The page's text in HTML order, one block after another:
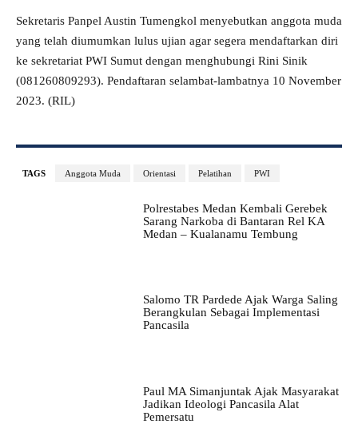
Sekretaris Panpel Austin Tumengkol menyebutkan anggota muda
yang telah diumumkan lulus ujian agar segera mendaftarkan diri
ke sekretariat PWI Sumut dengan menghubungi Rini Sinik
(081260809293). Pendaftaran selambat-lambatnya 10 November
2023. (RIL)
TAGS Anggota Muda Orientasi Pelatihan PWI
Polrestabes Medan Kembali Gerebek
Sarang Narkoba di Bantaran Rel KA
Medan – Kualanamu Tembung
Salomo TR Pardede Ajak Warga Saling
Berangkulan Sebagai Implementasi
Pancasila
Paul MA Simanjuntak Ajak Masyarakat
Jadikan Ideologi Pancasila Alat
Pemersatu